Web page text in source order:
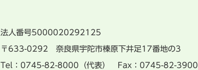
法人番号5000020292125
〒633-0292 奈良県宇陀市榛原下井足17番地の3
Tel：0745-82-8000（代表） Fax：0745-82-3900